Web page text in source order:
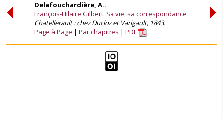
Delafouchardière, A..
François-Hilaire Gilbert. Sa vie, sa correspondance
Chatellerault : chez Ducloz et Varigault, 1843.
Page à Page
Par chapitres PDF